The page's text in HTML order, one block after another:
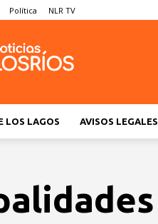
Política NLR TV
LOS LAGOS AVISOS LEGALES